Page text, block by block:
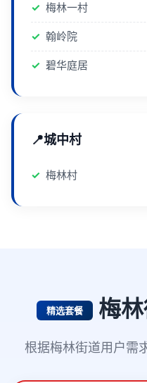
梅林一村
翰岭院
碧华庭居
城中村
梅林村
精选套餐 梅
根据梅林街道用户需